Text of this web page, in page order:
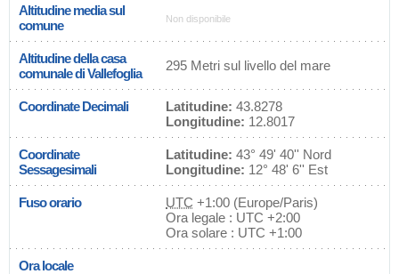
Altitudine media sul
comune
Non disponibile
Altitudine della casa
comunale di Vallefoglia
295 Metri sul livello del mare
Coordinate Decimali Latitudine: 43.8278
Longitudine: 12.8017
Coordinate
Sessagesimali
Latitudine: 43° 49' 40'' Nord
Longitudine: 12° 48' 6'' Est
Fuso orario UTC +1:00 (Europe/Paris)
Ora legale : UTC +2:00
Ora solare : UTC +1:00
Ora locale